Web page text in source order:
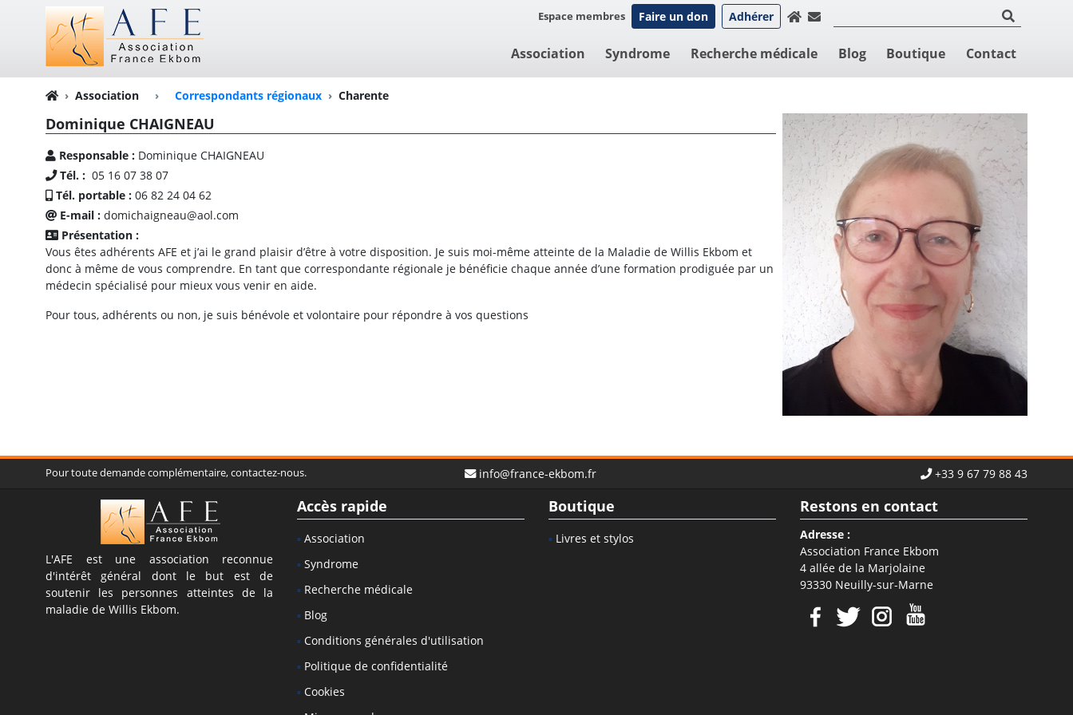
Espace membres Faire un don Adhérer
Association Syndrome Recherche médicale Blog Boutique Contact
Association › Correspondants régionaux Charente
Dominique CHAIGNEAU
Responsable : Dominique CHAIGNEAU
Tél. : 05 16 07 38 07
Tél. portable : 06 82 24 04 62
E-mail : domichaigneau@aol.com
Présentation :
Vous êtes adhérents AFE et j’ai le grand plaisir d’être à votre disposition. Je suis moi-même atteinte de la Maladie de Willis Ekbom et
donc à même de vous comprendre. En tant que correspondante régionale je bénéficie chaque année d’une formation prodiguée par un
médecin spécialisé pour mieux vous venir en aide.
Pour tous, adhérents ou non, je suis bénévole et volontaire pour répondre à vos questions
Pour toute demande complémentaire, contactez-nous. info@france-ekbom.fr +33 9 67 79 88 43
L'AFE est une association reconnue
d'intérêt général dont le but est de
soutenir les personnes atteintes de la
maladie de Willis Ekbom.
Accès rapide
Association
Syndrome
Recherche médicale
Blog
Conditions générales d'utilisation
Politique de confidentialité
Cookies
Boutique
Livres et stylos
Restons en contact
Adresse :
Association France Ekbom
4 allée de la Marjolaine
93330 Neuilly-sur-Marne